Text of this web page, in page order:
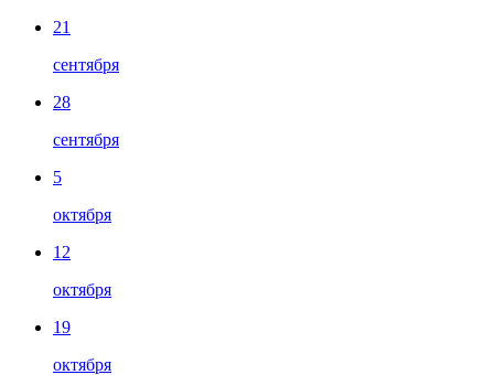
21
сентября
28
сентября
5
октября
12
октября
19
октября